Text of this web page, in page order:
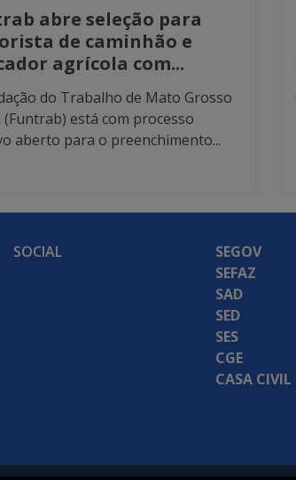
abre seleção para
de caminhão e
agrícola com...
do Trabalho de Mato Grosso
(Funtrab) está com processo
aberto para o preenchimento...
SOCIAL
SEGOV
SEFAZ
SAD
SED
SES
CGE
CASA CIVIL